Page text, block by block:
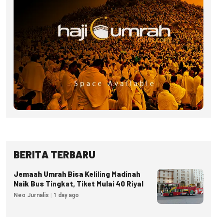
BERITA TERBARU
Jemaah Umrah Bisa Keliling Madinah
Naik Bus Tingkat, Tiket Mulai 40 Riyal
Neo Jurnalis | 1 day ago